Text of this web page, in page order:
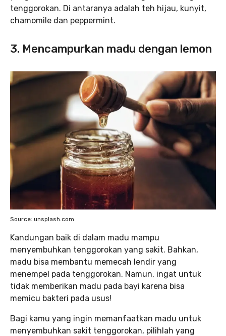
tenggorokan. Di antaranya adalah teh hijau, kunyit,
chamomile dan peppermint.
3. Mencampurkan madu dengan lemon
Source: unsplash.com
Kandungan baik di dalam madu mampu
menyembuhkan tenggorokan yang sakit. Bahkan,
madu bisa membantu memecah lendir yang
menempel pada tenggorokan. Namun, ingat untuk
tidak memberikan madu pada bayi karena bisa
memicu bakteri pada usus!
Bagi kamu yang ingin memanfaatkan madu untuk
menyembuhkan sakit tenggorokan, pilihlah yang